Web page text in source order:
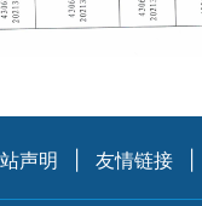
声明 友情链接